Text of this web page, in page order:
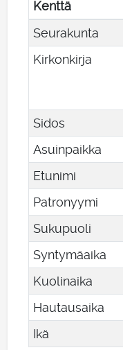
Kenttä
Seurakunta
Kirkonkirja
Sidos
Asuinpaikka
Etunimi
Patronyymi
Sukupuoli
Syntymäaika
Kuolinaika
Hautausaika
Ikä